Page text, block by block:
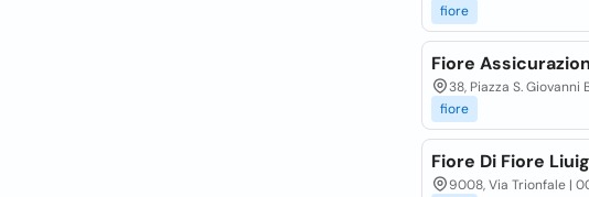
fiore
Fiore
38, Piazza S. Giovanni
fiore
Fiore Di Fiore
9008, Via Trionfale |